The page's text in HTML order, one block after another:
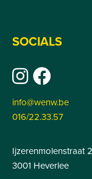
SOCIALS
info@wenw.be
016/22.33.57
Ijzerenmolenstraat 2
3001 Heverlee